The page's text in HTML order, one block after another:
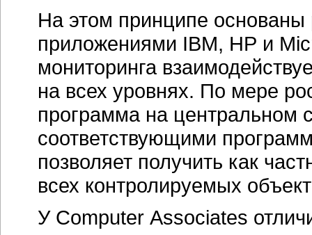
На этом принципе
приложениями IBM, НР и
мониторинга
на всех уровнях. По мере
программа на центральном
соответствующими
позволяет получить как
всех контролируемых
У Сomputer Associates